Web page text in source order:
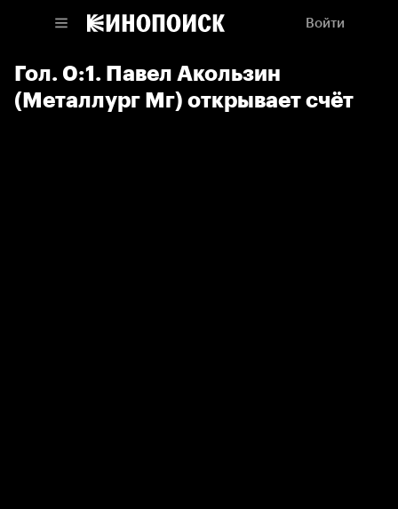
Войти
Гол. 0:1. Павел Акользин
(Металлург Мг) открывает счёт